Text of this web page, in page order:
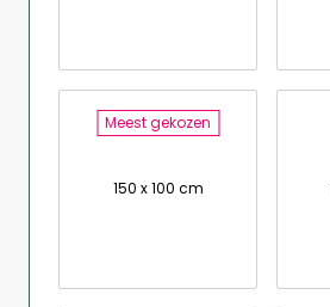
Meest gekozen
150 x 100 cm